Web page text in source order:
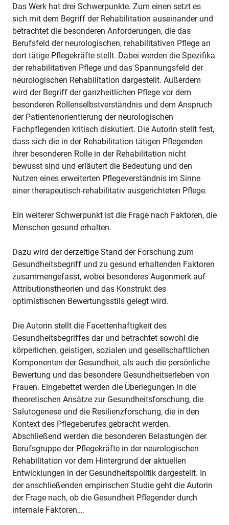
Das Werk hat drei Schwerpunkte. Zum einen setzt es
sich mit dem Begriff der Rehabilitation auseinander und
betrachtet die besonderen Anforderungen, die das
Berufsfeld der neurologischen, rehabilitativen Pflege an
dort tätige Pflegekräfte stellt. Dabei werden die Spezifika
der rehabilitativen Pflege und das Spannungsfeld der
neurologischen Rehabilitation dargestellt. Außerdem
wird der Begriff der ganzheitlichen Pflege vor dem
besonderen Rollenselbstverständnis und dem Anspruch
der Patientenorientierung der neurologischen
Fachpflegenden kritisch diskutiert. Die Autorin stellt fest,
dass sich die in der Rehabilitation tätigen Pflegenden
ihrer besonderen Rolle in der Rehabilitation nicht
bewusst sind und erläutert die Bedeutung und den
Nutzen eines erweiterten Pflegeverständnis im Sinne
einer therapeutisch-rehabilitativ ausgerichteten Pflege.
Ein weiterer Schwerpunkt ist die Frage nach Faktoren, die
Menschen gesund erhalten.
Dazu wird der derzeitige Stand der Forschung zum
Gesundheitsbegriff und zu gesund erhaltenden Faktoren
zusammengefasst, wobei besonderes Augenmerk auf
Attributionstheorien und das Konstrukt des
optimistischen Bewertungsstils gelegt wird.
Die Autorin stellt die Facettenhaftigkeit des
Gesundheitsbegriffes dar und betrachtet sowohl die
körperlichen, geistigen, sozialen und gesellschaftlichen
Komponenten der Gesundheit, als auch die persönliche
Bewertung und das besondere Gesundheitserleben von
Frauen. Eingebettet werden die Überlegungen in die
theoretischen Ansätze zur Gesundheitsforschung, die
Salutogenese und die Resilienzforschung, die in den
Kontext des Pflegeberufes gebracht werden.
Abschließend werden die besonderen Belastungen der
Berufsgruppe der Pflegekräfte in der neurologischen
Rehabilitation vor dem Hintergrund der aktuellen
Entwicklungen in der Gesundheitspolitik dargestellt. In
der anschließenden empirischen Studie geht die Autorin
der Frage nach, ob die Gesundheit Pflegender durch
internale Faktoren,…